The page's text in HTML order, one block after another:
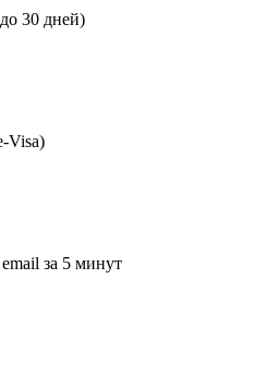
30 дней)
Visa)
за 5 минут